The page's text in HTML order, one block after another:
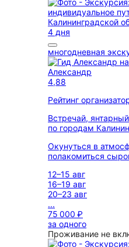
4 дня
многодневная
Александр
4,88
Рейтинг
Встречай,
по городам
Окунуться в
полакомиться
12–15 авг
16–19 авг
20–23 авг
...
75 000 ₽
за одного
Проживание не